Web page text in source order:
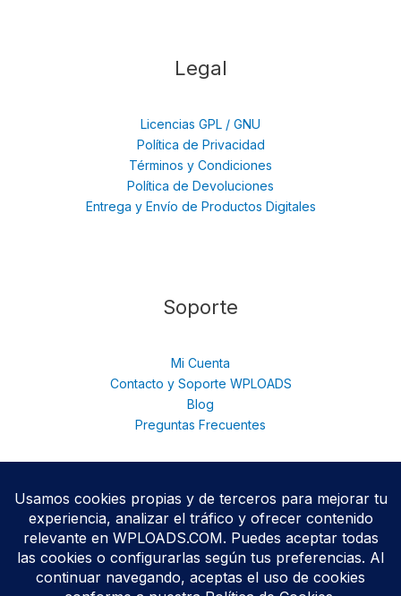
Legal
Licencias GPL / GNU
Política de Privacidad
Términos y Condiciones
Política de Devoluciones
Entrega y Envío de Productos Digitales
Soporte
Mi Cuenta
Contacto y Soporte WPLOADS
Blog
Preguntas Frecuentes
© 2026 WPloads | Descarga Plugins y Temas Premium para